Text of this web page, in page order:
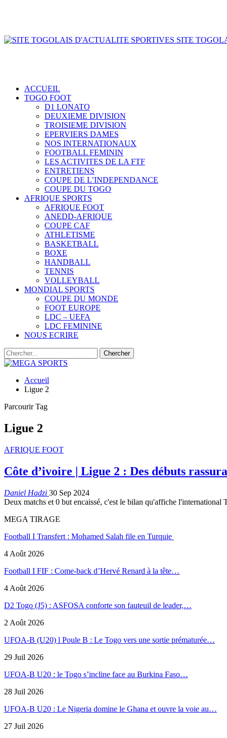
SITE
ACCUEIL
TOGO FOOT
D1 LONATO
DEUXIEME DIVISION
TROISIEME DIVISION
EPERVIERS DAMES
NOS INTERNATIONAUX
FOOTBALL FEMININ
LES ACTIVITES DE LA FTF
ENTRETIENS
COUPE DE L’INDEPENDANCE
COUPE DU TOGO
AFRIQUE SPORTS
AFRIQUE FOOT
ANEDD-AFRIQUE
COUPE CAF
ATHLETISME
BASKETBALL
BOXE
HANDBALL
TENNIS
VOLLEYBALL
MONDIAL SPORTS
COUPE DU MONDE
FOOT EUROPE
LDC – UEFA
LDC FEMININE
NOUS ECRIRE
Accueil
Ligue 2
Parcourir Tag
Ligue 2
AFRIQUE FOOT
Côte d’ivoire | Ligue 2 : Des débuts
Daniel Hadzi 30 Sep 2024
Deux matchs et 0 but encaissé, c'est le bilan qu'affiche
MEGA TIRAGE
Football I Transfert : Mohamed Salah file en Turquie
4 Août 2026
Football I FIF : Come-back d’Hervé Renard à la tête…
4 Août 2026
D2 Togo (J5) : ASFOSA conforte son fauteuil de leader,…
2 Août 2026
UFOA-B (U20) l Poule B : Le Togo vers une sortie prématurée…
29 Juil 2026
UFOA-B U20 : le Togo s’incline face au Burkina Faso…
28 Juil 2026
UFOA-B U20 : Le Nigeria domine le Ghana et ouvre la voie au…
27 Juil 2026